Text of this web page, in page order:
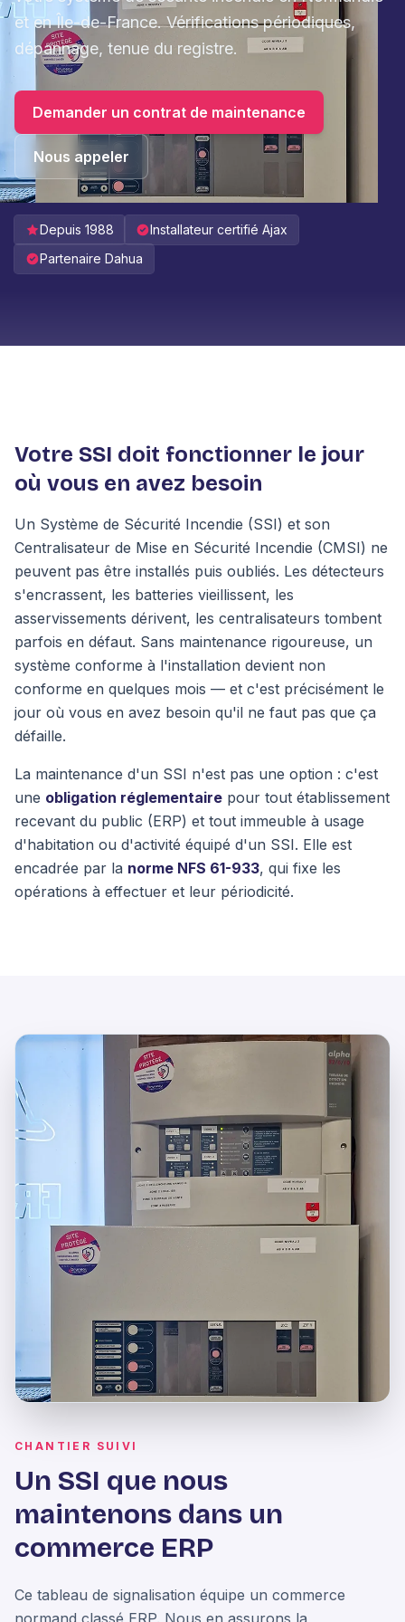
et en Île-de-France. Vérifications périodiques,
dépannage, tenue du registre.
Demander un contrat de maintenance
Nous appeler
Depuis 1988
Installateur certifié Ajax
Partenaire Dahua
Votre SSI doit fonctionner le jour
où vous en avez besoin
Un Système de Sécurité Incendie (SSI) et son
Centralisateur de Mise en Sécurité Incendie (CMSI) ne
peuvent pas être installés puis oubliés. Les détecteurs
s'encrassent, les batteries vieillissent, les
asservissements dérivent, les centralisateurs tombent
parfois en défaut. Sans maintenance rigoureuse, un
système conforme à l'installation devient non
conforme en quelques mois — et c'est précisément le
jour où vous en avez besoin qu'il ne faut pas que ça
défaille.
La maintenance d'un SSI n'est pas une option : c'est
une obligation réglementaire pour tout établissement
recevant du public (ERP) et tout immeuble à usage
d'habitation ou d'activité équipé d'un SSI. Elle est
encadrée par la norme NFS 61-933, qui fixe les
opérations à effectuer et leur périodicité.
CHANTIER SUIVI
Un SSI que nous
maintenons dans un
commerce ERP
Ce tableau de signalisation équipe un commerce
normand classé ERP. Nous en assurons la